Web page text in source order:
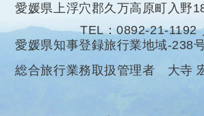
愛媛県上浮穴郡久万高原町入野
TEL
0892-21-1192
愛媛県知事登録旅行業地域-238
総合旅行業務取扱管理者 大寺